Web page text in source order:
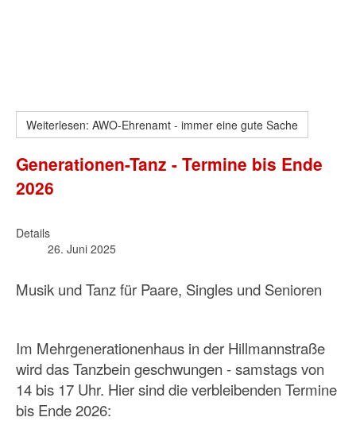
Weiterlesen: AWO-Ehrenamt - immer eine gute Sache
Generationen-Tanz - Termine bis Ende
2026
Details
26. Juni 2025
Musik und Tanz für Paare, Singles und Senioren
Im Mehrgenerationenhaus in der Hillmannstraße
wird das Tanzbein geschwungen - samstags von
14 bis 17 Uhr. Hier sind die verbleibenden Termine
bis Ende 2026: